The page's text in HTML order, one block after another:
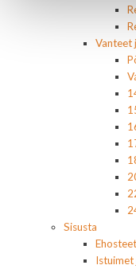
Vanteet
Sisusta
Ehosteet